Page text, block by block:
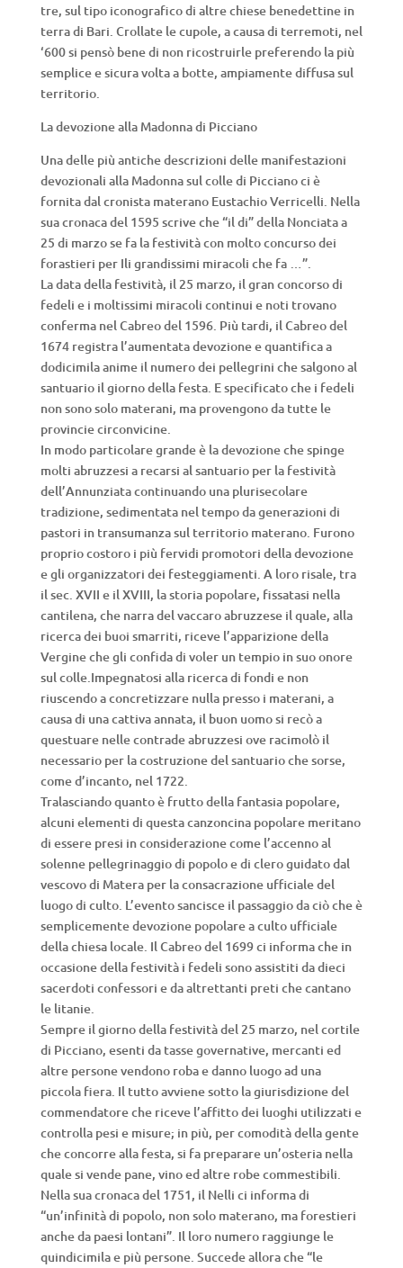
tre, sul tipo iconografico di altre chiese benedettine in
terra di Bari. Crollate le cupole, a causa di terremoti, nel
‘600 si pensò bene di non ricostruirle preferendo la più
semplice e sicura volta a botte, ampiamente diffusa sul
territorio.
La devozione alla Madonna di Picciano
Una delle più antiche descrizioni delle manifestazioni
devozionali alla Madonna sul colle di Picciano ci è
fornita dal cronista materano Eustachio Verricelli. Nella
sua cronaca del 1595 scrive che “il di” della Nonciata a
25 di marzo se fa la festività con molto concurso dei
forastieri per Ili grandissimi miracoli che fa …”.
La data della festività, il 25 marzo, il gran concorso di
fedeli e i moltissimi miracoli continui e noti trovano
conferma nel Cabreo del 1596. Più tardi, il Cabreo del
1674 registra l’aumentata devozione e quantifica a
dodicimila anime il numero dei pellegrini che salgono al
santuario il giorno della festa. E specificato che i fedeli
non sono solo materani, ma provengono da tutte le
provincie circonvicine.
In modo particolare grande è la devozione che spinge
molti abruzzesi a recarsi al santuario per la festività
dell’Annunziata continuando una plurisecolare
tradizione, sedimentata nel tempo da generazioni di
pastori in transumanza sul territorio materano. Furono
proprio costoro i più fervidi promotori della devozione
e gli organizzatori dei festeggiamenti. A loro risale, tra
il sec. XVII e il XVIII, la storia popolare, fissatasi nella
cantilena, che narra del vaccaro abruzzese il quale, alla
ricerca dei buoi smarriti, riceve l’apparizione della
Vergine che gli confida di voler un tempio in suo onore
sul colle.Impegnatosi alla ricerca di fondi e non
riuscendo a concretizzare nulla presso i materani, a
causa di una cattiva annata, il buon uomo si recò a
questuare nelle contrade abruzzesi ove racimolò il
necessario per la costruzione del santuario che sorse,
come d’incanto, nel 1722.
Tralasciando quanto è frutto della fantasia popolare,
alcuni elementi di questa canzoncina popolare meritano
di essere presi in considerazione come l’accenno al
solenne pellegrinaggio di popolo e di clero guidato dal
vescovo di Matera per la consacrazione ufficiale del
luogo di culto. L’evento sancisce il passaggio da ciò che è
semplicemente devozione popolare a culto ufficiale
della chiesa locale. Il Cabreo del 1699 ci informa che in
occasione della festività i fedeli sono assistiti da dieci
sacerdoti confessori e da altrettanti preti che cantano
le litanie.
Sempre il giorno della festività del 25 marzo, nel cortile
di Picciano, esenti da tasse governative, mercanti ed
altre persone vendono roba e danno luogo ad una
piccola fiera. Il tutto avviene sotto la giurisdizione del
commendatore che riceve l’affitto dei luoghi utilizzati e
controlla pesi e misure; in più, per comodità della gente
che concorre alla festa, si fa preparare un’osteria nella
quale si vende pane, vino ed altre robe commestibili.
Nella sua cronaca del 1751, il Nelli ci informa di
“un’infinità di popolo, non solo materano, ma forestieri
anche da paesi lontani”. Il loro numero raggiunge le
quindicimila e più persone. Succede allora che “le